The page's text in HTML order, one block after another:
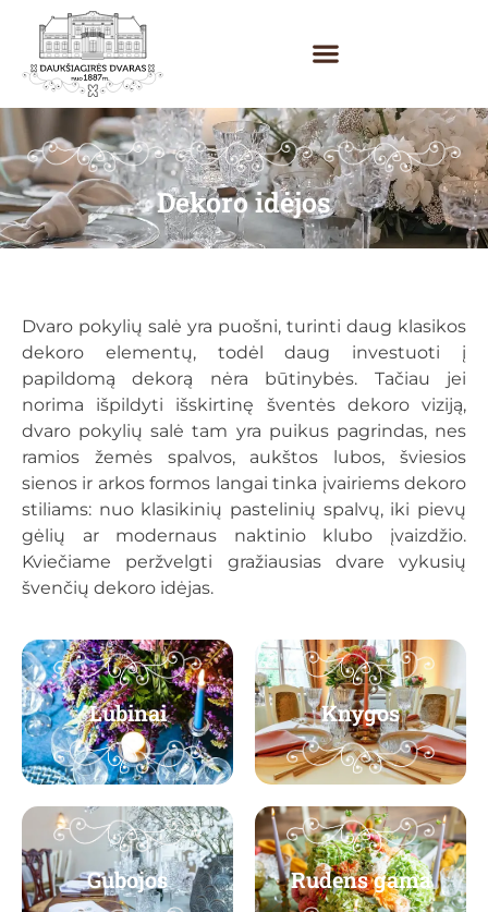
Dekoro idėjos
Dvaro pokylių salė yra puošni, turinti daug klasikos
dekoro elementų, todėl daug investuoti į
papildomą dekorą nėra būtinybės. Tačiau jei
norima išpildyti išskirtinę šventės dekoro viziją,
dvaro pokylių salė tam yra puikus pagrindas, nes
ramios žemės spalvos, aukštos lubos, šviesios
sienos ir arkos formos langai tinka įvairiems dekoro
stiliams: nuo klasikinių pastelinių spalvų, iki pievų
gėlių ar modernaus naktinio klubo įvaizdžio.
Kviečiame peržvelgti gražiausias dvare vykusių
švenčių dekoro idėjas.
Lubinai Knygos
Gubojos Rudens gama